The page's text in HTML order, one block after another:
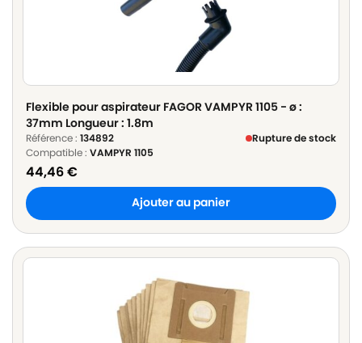
Flexible pour aspirateur FAGOR VAMPYR 1105 - ø :
37mm Longueur : 1.8m
Référence : 134892
Rupture de stock
Compatible : VAMPYR 1105
44,46€
Ajouter au panier